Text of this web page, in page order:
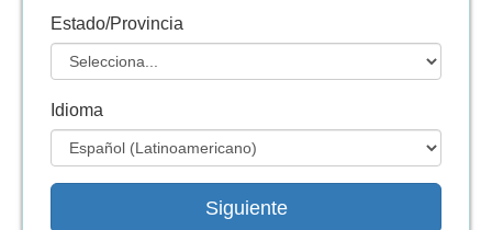
Estado/Provincia
Idioma
Siguiente